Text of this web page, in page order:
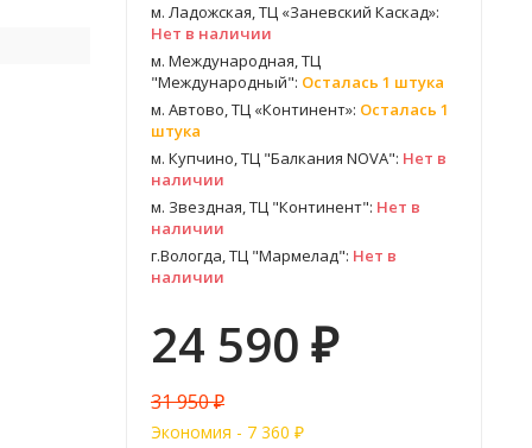
м. Ладожская, ТЦ «Заневский Каскад»:
Нет в наличии
м. Международная, ТЦ
"Международный": Осталась 1 штука
м. Автово, ТЦ «Континент»: Осталась 1
штука
м. Купчино, ТЦ "Балкания NOVA": Нет в
наличии
м. Звездная, ТЦ "Континент": Нет в
наличии
г.Вологда, ТЦ "Мармелад": Нет в
наличии
24 590 ₽
31 950₽
Экономия - 7 360 ₽